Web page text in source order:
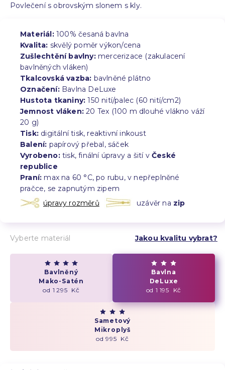
Povlečení s obrovským slonem s kly.
Materiál:100% česaná bavlna
Kvalita: skvělý poměr výkon/cena
Zušlechtění bavlny:mercerizace (zakulacení
bavlněných vláken)
Tkalcovská vazba: bavlněné plátno
Označení:Bavlna DeLuxe
Hustota tkaniny: 150 nití/palec (60 nití/cm2)
Jemnost vláken: 20 Tex (100 m dlouhé vlákno váží
20 g)
Tisk: digitální tisk, reaktivní inkoust
Balení: papírový přebal, sáček
Vyrobeno:tisk, finální úpravy a šití vČeské
republice
Praní: max na 60 °C, po rubu, v nepřeplněné
pračce, se zapnutým zipem
úpravy rozměrů
uzávěr na zip
Vyberte materiál Jakou kvalitu vybrat?
Bavlněný
Mako-Satén
od 1 295 Kč
Bavlna
DeLuxe
od 1 195 Kč
Sametový
Mikroplyš
od 995 Kč